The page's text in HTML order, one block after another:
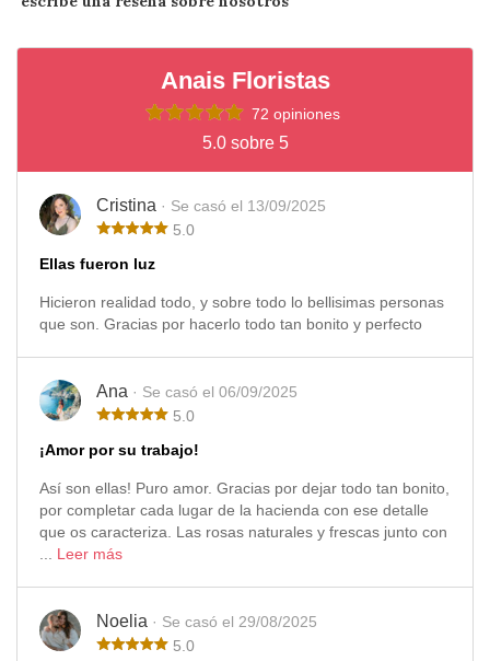
Anais Floristas
72 opiniones
5.0 sobre 5
Cristina · Se casó el 13/09/2025
5.0
Ellas fueron luz
Hicieron realidad todo, y sobre todo lo bellisimas personas
que son. Gracias por hacerlo todo tan bonito y perfecto
Ana · Se casó el 06/09/2025
5.0
¡Amor por su trabajo!
Así son ellas! Puro amor. Gracias por dejar todo tan bonito,
por completar cada lugar de la hacienda con ese detalle
que os caracteriza. Las rosas naturales y frescas junto con
Leer más
Noelia · Se casó el 29/08/2025
5.0